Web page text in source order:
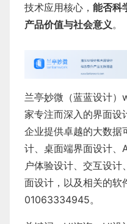
技术应用核心， 能否科
产品价值与社会意义 。
兰亭妙微（蓝蓝设计）
家专注而深入的界面设
企业提供卓越的大数据
计、 桌面端界面设计、
户体验设计、 交互设计、
面设计 ，以及相关的软
01063334945。